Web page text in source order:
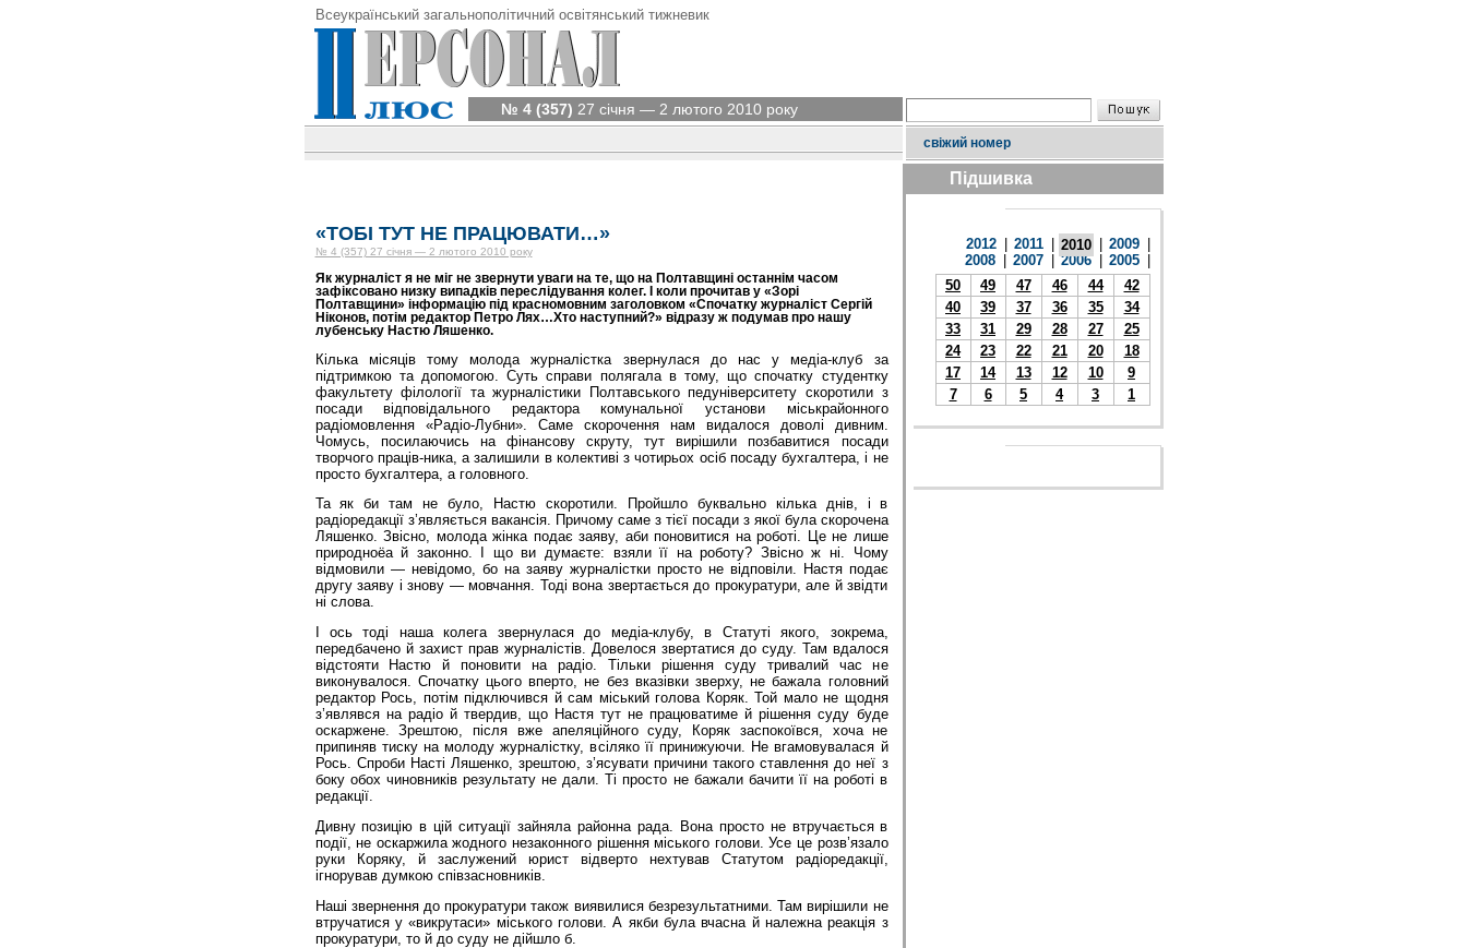
Всеукраїнський загальнополітичний освітянський тижневик
№ 4 (357) 27 січня — 2 лютого 2010 року
свіжий номер
«ТОБІ ТУТ НЕ ПРАЦЮВАТИ…»
№ 4 (357) 27 січня — 2 лютого 2010 року
Як журналіст я не міг не звернути уваги на те, що на Полтавщині останнім часом
зафіксовано низку випадків переслідування колег. І коли прочитав у «Зорі
Полтавщини» інформацію під красномовним заголовком «Спочатку журналіст Сергій
Ніконов, потім редактор Петро Лях…Хто наступний?» відразу ж подумав про нашу
лубенську Настю Ляшенко.
Кілька місяців тому молода журналістка звернулася до нас у медіа-клуб за
підтримкою та допомогою. Суть справи полягала в тому, що спочатку студентку
факультету філології та журналістики Полтавського педуніверситету скоротили з
посади відповідального редактора комунальної установи міськрайонного
радіомовлення «Радіо-Лубни». Саме скорочення нам видалося доволі дивним.
Чомусь, посилаючись на фінансову скруту, тут вирішили позбавитися посади
творчого праців-ника, а залишили в колективі з чотирьох осіб посаду бухгалтера, і не
просто бухгалтера, а головного.
Та як би там не було, Настю скоротили. Пройшло буквально кілька днів, і в
радіоредакції з’являється вакансія. Причому саме з тієї посади з якої була скорочена
Ляшенко. Звісно, молода жінка подає заяву, аби поновитися на роботі. Це не лише
природноёа й законно. І що ви думаєте: взяли її на роботу? Звісно ж ні. Чому
відмовили — невідомо, бо на заяву журналістки просто не відповіли. Настя подає
другу заяву і знову — мовчання. Тоді вона звертається до прокуратури, але й звідти
ні слова.
І ось тоді наша колега звернулася до медіа-клубу, в Статуті якого, зокрема,
передбачено й захист прав журналістів. Довелося звертатися до суду. Там вдалося
відстояти Настю й поновити на радіо. Тільки рішення суду тривалий час не
виконувалося. Спочатку цього вперто, не без вказівки зверху, не бажала головний
редактор Рось, потім підключився й сам міський голова Коряк. Той мало не щодня
з’являвся на радіо й твердив, що Настя тут не працюватиме й рішення суду буде
оскаржене. Зрештою, після вже апеляційного суду, Коряк заспокоївся, хоча не
припиняв тиску на молоду журналістку, всіляко її принижуючи. Не вгамовувалася й
Рось. Спроби Насті Ляшенко, зрештою, з’ясувати причини такого ставлення до неї з
боку обох чиновників результату не дали. Ті просто не бажали бачити її на роботі в
редакції.
Дивну позицію в цій ситуації зайняла районна рада. Вона просто не втручається в
події, не оскаржила жодного незаконного рішення міського голови. Усе це розв’язало
руки Коряку, й заслужений юрист відверто нехтував Статутом радіоредакції,
ігнорував думкою співзасновників.
Наші звернення до прокуратури також виявилися безрезультатними. Там вирішили не
втручатися у «викрутаси» міського голови. А якби була вчасна й належна реакція з
прокуратури, то й до суду не дійшло б.
Підшивка
2012 2011 2010 2009
2008
2007 2006 2005
50
49 47 46 44
42
40
39 37 36 35
34
33
31 29 28 27
25
24
23 22 21 20
18
17
14 13 12 10
9
7
6 5 4 3 1